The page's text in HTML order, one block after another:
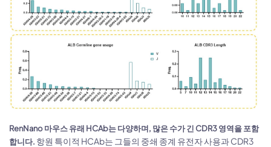
RenNano 마우스 유래 HCAb는 다양하며, 많은 수가 긴 CDR3 영역을 포함
합니다. 항원 특이적 HCAb는 그들의 중쇄 종계 유전자 사용과 CDR3